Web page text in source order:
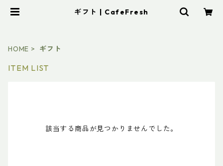
ギフト | CafeFresh
HOME ギフト
ITEM LIST
該当する商品が見つかりませんでした。